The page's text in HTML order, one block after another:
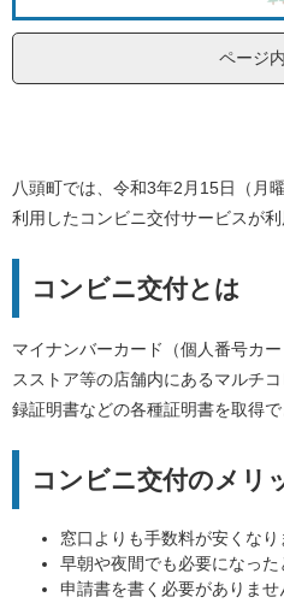
へ
ページ
八頭町では、令和3年2月15日（月
利用したコンビニ交付サービスが
コンビニ交付とは
マイナンバーカード（個人番号カ
スストア等の店舗内にあるマルチ
録証明書などの各種証明書を取得で
コンビニ交付のメリ
窓口よりも手数料が安くなり
早朝や夜間でも必要になった
申請書を書く必要がありませ